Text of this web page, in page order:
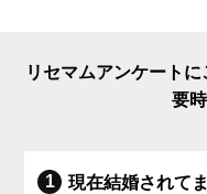
リセマムアンケート
要
現在結婚されてま